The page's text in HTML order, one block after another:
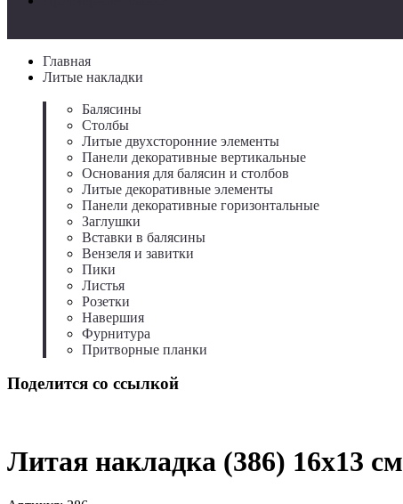
Главная
Литые накладки
Балясины
Столбы
Литые двухсторонние элементы
Панели декоративные вертикальные
Основания для балясин и столбов
Литые декоративные элементы
Панели декоративные горизонтальные
Заглушки
Вставки в балясины
Вензеля и завитки
Пики
Листья
Розетки
Навершия
Фурнитура
Притворные планки
Поделится со ссылкой
Литая накладка (386) 16x13 см